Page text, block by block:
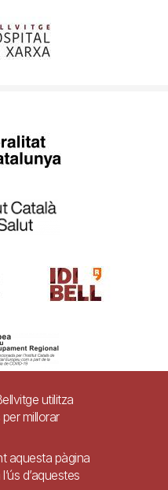
legal Ajuda
utilitza
millorar
aquesta pàgina
d’aquestes